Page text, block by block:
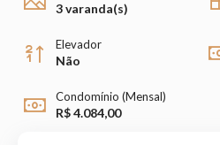
3 varanda(s)
Elevador
Não
Condomínio (Mensal)
R$ 4.084,00